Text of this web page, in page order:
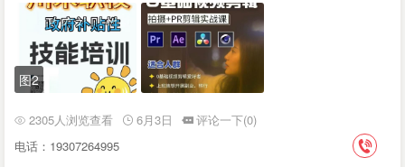
图2
2305人浏览查看 6月3日
评论一下(0)
电话：19307264995